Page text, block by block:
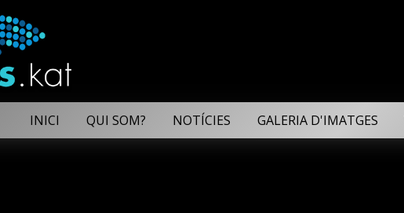
INICI QUI SOM? NOTÍCIES GALERIA D'IMATGES